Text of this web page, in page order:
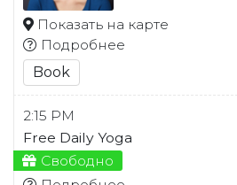
Показать на карте
Подробнее
Book
2:15 PM
Free Daily Yoga
Свободно